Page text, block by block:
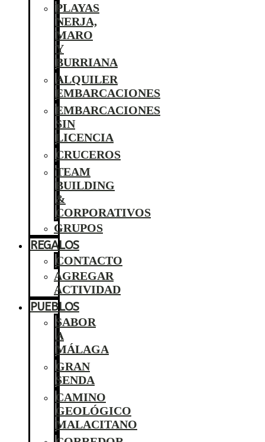
PLAYAS
NERJA,
MARO
Y
BURRIANA
ALQUILER
EMBARCACIONES
EMBARCACIONES
SIN
LICENCIA
CRUCEROS
TEAM
BUILDING
&
CORPORATIVOS
GRUPOS
REGALOS
CONTACTO
AGREGAR
ACTIVIDAD
PUEBLOS
SABOR
A
MÁLAGA
GRAN
SENDA
CAMINO
GEOLÓGICO
MALACITANO